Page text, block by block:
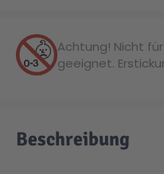
Aktion
Seltene Artikel
Achtung! Nicht
geeignet.
Beschreibung